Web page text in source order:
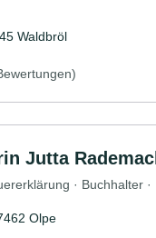
Waldbröl
Jutta
· Buchhalter
Olpe